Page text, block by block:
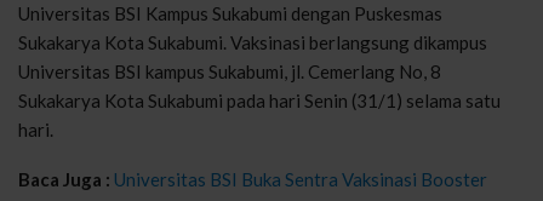
Universitas BSI Kampus Sukabumi dengan Puskesmas
Sukakarya Kota Sukabumi. Vaksinasi berlangsung dikampus
Universitas BSI kampus Sukabumi, jl. Cemerlang No, 8
Sukakarya Kota Sukabumi pada hari Senin (31/1) selama satu
hari.
Baca Juga : Universitas BSI Buka Sentra Vaksinasi Booster